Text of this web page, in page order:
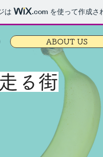
は .com を使って作成さ
ABOUT US
る街